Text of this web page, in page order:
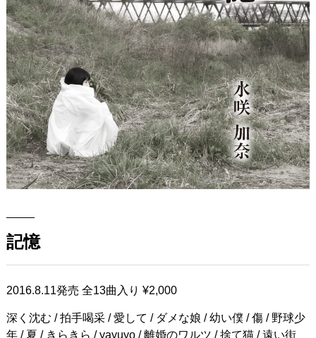
記憶
2016.8.11発売 全13曲入り ¥2,000
深く沈む / 拍手喝采 / 愛して / ダメな娘 / 幼い僕 / 傷 / 野球少
年 / 夏 / きらきら / yayuyo / 離婚のワルツ / 捨て猫 / 遠い街